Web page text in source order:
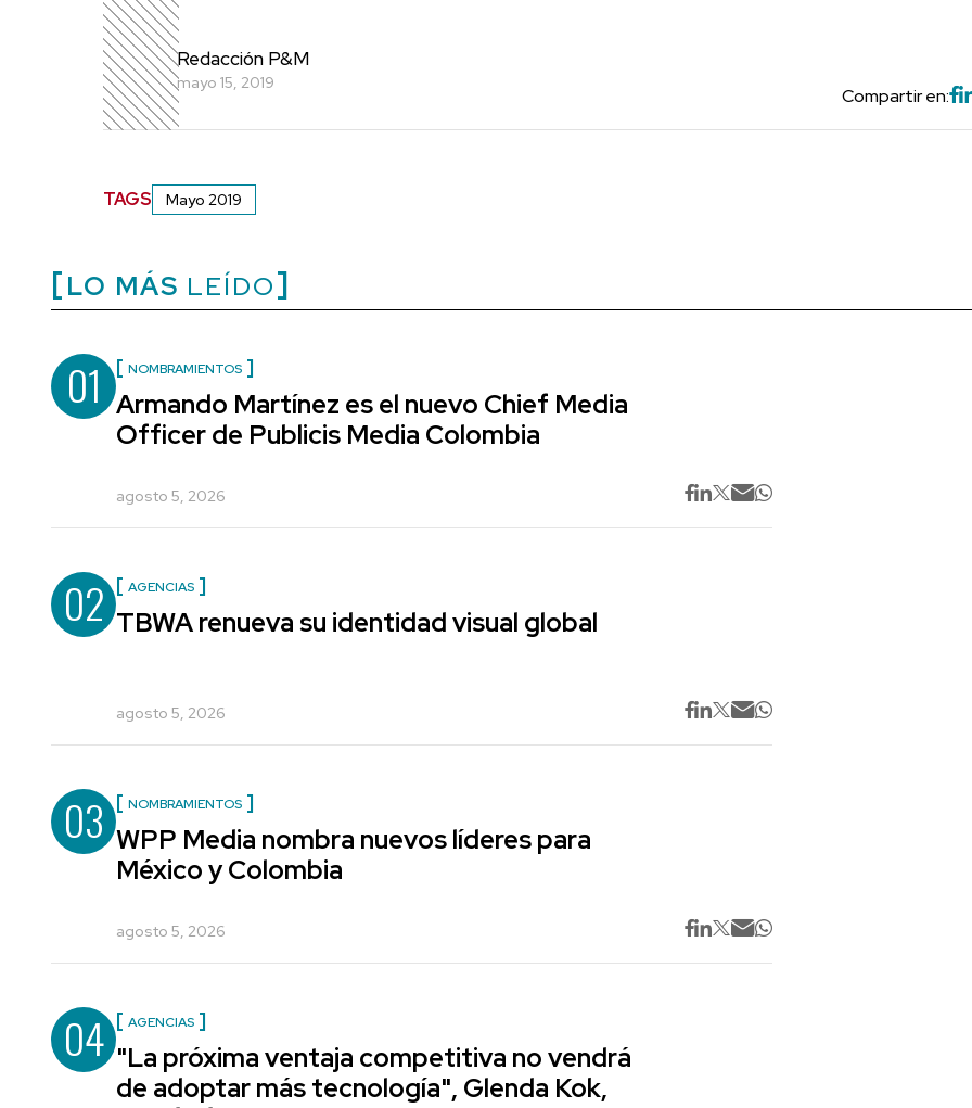
Redacción P&M
mayo 15, 2019
Compartir en:
TAGS Mayo 2019
LO MÁS LEÍDO
01 NOMBRAMIENTOS
Armando Martínez es el nuevo Chief Media
Officer de Publicis Media Colombia
agosto 5, 2026
02 AGENCIAS
TBWA renueva su identidad visual global
agosto 5, 2026
03 NOMBRAMIENTOS
WPP Media nombra nuevos líderes para
México y Colombia
agosto 5, 2026
04 AGENCIAS
"La próxima ventaja competitiva no vendrá
de adoptar más tecnología", Glenda Kok,